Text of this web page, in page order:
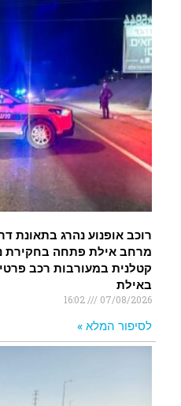
רוכב אופנוע נהרג בתאונת
מרחב אילת פתחה בחקירת
קטלנית במעורבות רכב
באילת
07/08/2026
16:02
לסיפור המלא »